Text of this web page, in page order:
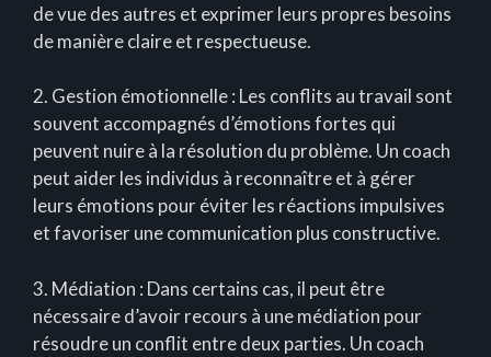
de vue des autres et exprimer leurs propres besoins
de manière claire et respectueuse.
2. Gestion émotionnelle : Les conflits au travail sont
souvent accompagnés d’émotions fortes qui
peuvent nuire à la résolution du problème. Un coach
peut aider les individus à reconnaître et à gérer
leurs émotions pour éviter les réactions impulsives
et favoriser une communication plus constructive.
3. Médiation : Dans certains cas, il peut être
nécessaire d’avoir recours à une médiation pour
résoudre un conflit entre deux parties. Un coach